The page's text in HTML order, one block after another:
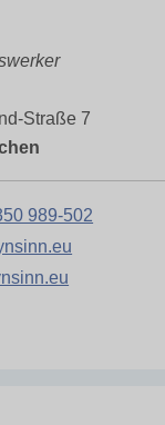
Straße 7
989-502